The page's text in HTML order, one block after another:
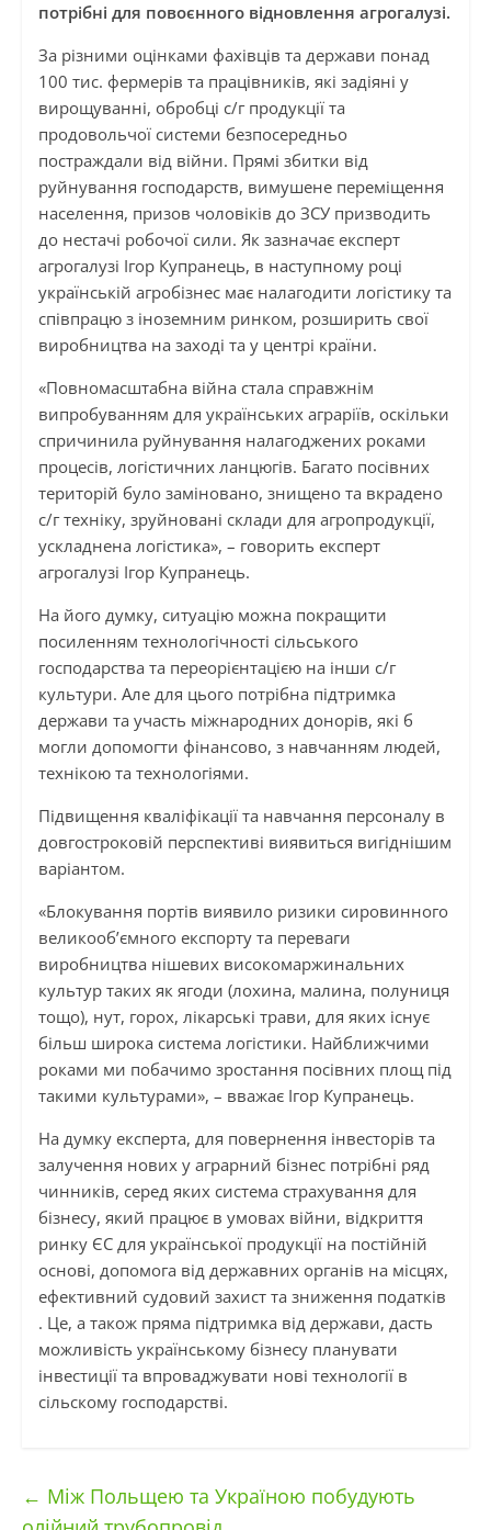
потрібні для повоєнного відновлення агрогалузі.
За різними оцінками фахівців та держави понад
100 тис. фермерів та працівників, які задіяні у
вирощуванні, обробці с/г продукції та
продовольчої системи безпосередньо
постраждали від війни. Прямі збитки від
руйнування господарств, вимушене переміщення
населення, призов чоловіків до ЗСУ призводить
до нестачі робочої сили. Як зазначає експерт
агрогалузі Ігор Купранець, в наступному році
українській агробізнес має налагодити логістику та
співпрацю з іноземним ринком, розширить свої
виробництва на заході та у центрі країни.
«Повномасштабна війна стала справжнім
випробуванням для українських аграріїв, оскільки
спричинила руйнування налагоджених роками
процесів, логістичних ланцюгів. Багато посівних
територій було заміновано, знищено та вкрадено
с/г техніку, зруйновані склади для агропродукції,
ускладнена логістика», – говорить експерт
агрогалузі Ігор Купранець.
На його думку, ситуацію можна покращити
посиленням технологічності сільського
господарства та переорієнтацією на інши с/г
культури. Але для цього потрібна підтримка
держави та участь міжнародних донорів, які б
могли допомогти фінансово, з навчанням людей,
технікою та технологіями.
Підвищення кваліфікації та навчання персоналу в
довгостроковій перспективі виявиться вигіднішим
варіантом.
«Блокування портів виявило ризики сировинного
великооб’ємного експорту та переваги
виробництва нішевих високомаржинальних
культур таких як ягоди (лохина, малина, полуниця
тощо), нут, горох, лікарські трави, для яких існує
більш широка система логістики. Найближчими
роками ми побачимо зростання посівних площ під
такими культурами», – вважає Ігор Купранець.
На думку експерта, для повернення інвесторів та
залучення нових у аграрний бізнес потрібні ряд
чинників, серед яких система страхування для
бізнесу, який працює в умовах війни, відкриття
ринку ЄС для української продукції на постійній
основі, допомога від державних органів на місцях,
ефективний судовий захист та зниження податків
. Це, а також пряма підтримка від держави, дасть
можливість українському бізнесу планувати
інвестиції та впроваджувати нові технології в
сільскому господарстві.
← Між Польщею та Україною побудують